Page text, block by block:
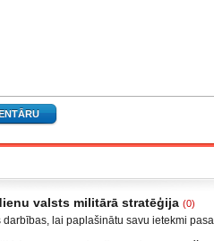
valsts militārā stratēģija (0)
darbības, lai paplašinātu savu ietekmi